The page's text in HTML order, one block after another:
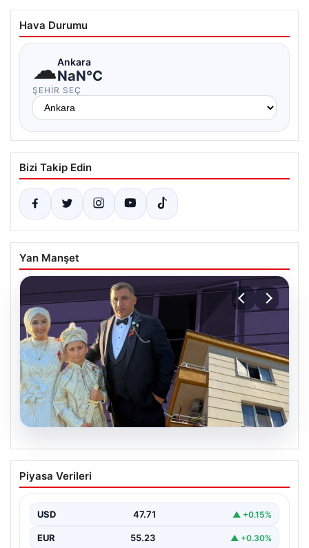
Hava Durumu
☁Ankara
NaN°C
ŞEHIR SEÇ
Bizi Takip Edin
Yan Manşet
06.08.2026
Çanakkale’de böcek ilaçlaması felakete
dönüştü. Yusuf öldü, annesi yoğun
{"title": "Çanakkale'de Böcek İlaçlaması Felakete
"Çanakkale’nin Barbaros…
Piyasa Verileri
USD 47.71 ▲ +0.15%
EUR 55.23 ▲ +0.30%